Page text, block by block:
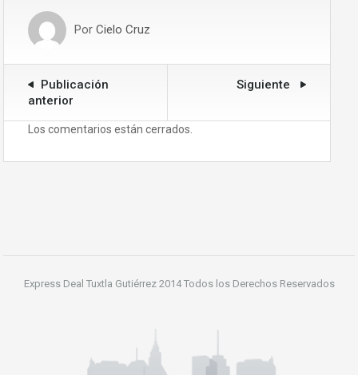
Por Cielo Cruz
Publicación
anterior
Siguiente
Los comentarios están cerrados.
Express Deal Tuxtla Gutiérrez 2014 Todos los Derechos Reservados